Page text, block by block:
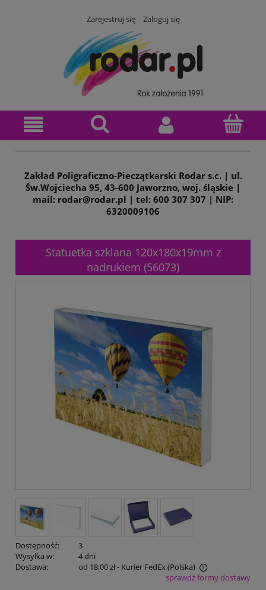
Zarejestruj się Zaloguj się
Zakład Poligraficzno-Pieczątkarski Rodar s.c. | ul.
Św.Wojciecha 95, 43-600 Jaworzno, woj. śląskie |
mail: rodar@rodar.pl | tel: 600 307 307 | NIP:
6320009106
Statuetka szklana 120x180x19mm z
nadrukiem (56073)
Dostępność:
3
Wysyłka w:
4 dni
Dostawa:
od 18,00 zł- Kurier FedEx(Polska)
Cena nie zawiera ewentualnych kosztów płatnościsprawdź formy dostawy